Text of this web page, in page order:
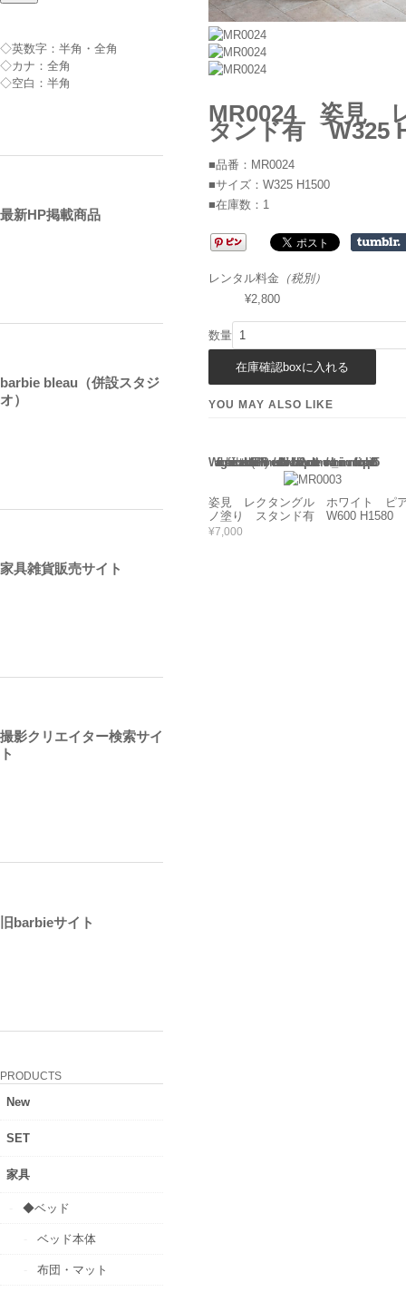
MR0024 姿見
タンド有 W325
■品番：MR0024
■サイズ：W325 H1500
■在庫数：1
レンタル料金 （税別）
¥2,800
数量
YOU MAY ALSO LIKE
Warning: Use of undefined constant rand - assumed 'rand' (this will throw an Error in a future version of PHP) in/home/users/2/barbie/web/barbie2/wp-content/themes/welcart_minimum/functions.php135
姿見 レクタングル ホワイト ピ
ノ塗り スタンド有 W600 H1580
¥7,000
◇英数字：半角・全角
◇カナ：全角
◇空白：半角
最新HP掲載商品
barbie bleau（併設スタジ
オ）
家具雑貨販売サイト
撮影クリエイター検索サイ
ト
旧barbieサイト
PRODUCTS
New
SET
家具
◆ベッド
ベッド本体
布団・マット